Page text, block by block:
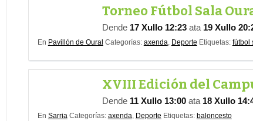
Torneo Fútbol Sala
Dende 17 Xullo 12:23 ata 19 Xullo
En Pavillón de Oural Categorías: axenda, Deporte Etiquetas: fútbol
XVIII Edición del
Dende 11 Xullo 13:00 ata 18 Xullo
En Sarria Categorías: axenda, Deporte Etiquetas: baloncesto